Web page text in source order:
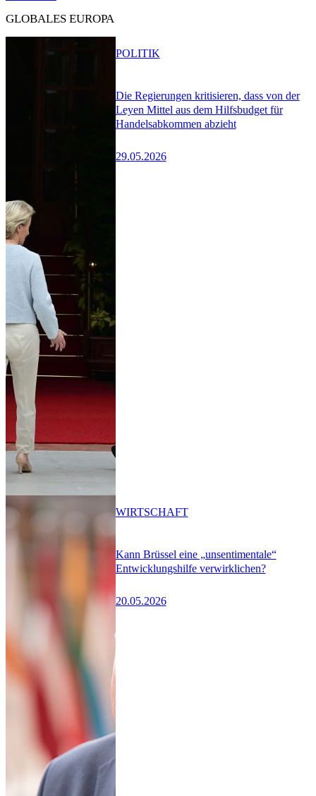
GLOBALES EUROPA
Die Regierungen kritisieren, dass von der
Leyen Mittel aus dem Hilfsbudget für
Handelsabkommen abzieht
29.05.2026
POLITIK
Kann Brüssel eine „unsentimentale“
Entwicklungshilfe verwirklichen?
20.05.2026
WIRTSCHAFT